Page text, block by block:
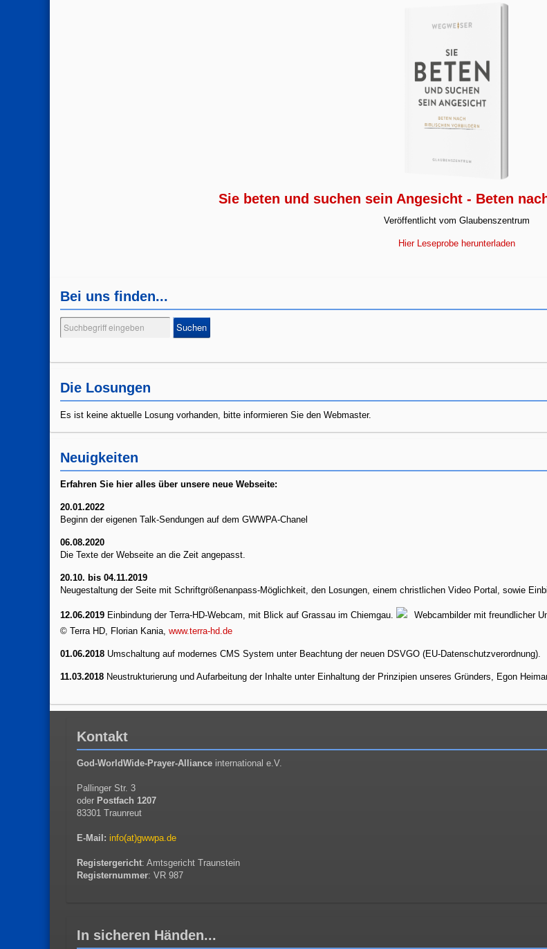
Sie beten und suchen sein Angesicht - Beten
Veröffentlicht vom Glaubenszentrum
Hier Leseprobe herunterladen
Bei uns finden...
Suchen
...
Suchen
Die Losungen
Es ist keine aktuelle Losung vorhanden, bitte informieren Sie den Webmaster.
Neuigkeiten
Erfahren Sie hier alles über unsere neue Webseite:
20.01.2022
Beginn der eigenen Talk-Sendungen auf dem GWWPA-Chanel
06.08.2020
Die Texte der Webseite an die Zeit angepasst.
20.10. bis 04.11.2019
Neugestaltung der Seite mit Schriftgrößenanpass-Möglichkeit, den Losungen, einem christlichen Video Portal, sowie
12.06.2019 Einbindung der Terra-HD-Webcam, mit Blick auf Grassau im Chiemgau.
Webcambilder mit freundlicher
© Terra HD, Florian Kania, www.terra-hd.de
01.06.2018 Umschaltung auf modernes CMS System unter Beachtung der neuen DSVGO (EU-Datenschutzverordnung).
11.03.2018 Neustrukturierung und Aufarbeitung der Inhalte unter Einhaltung der Prinzipien unseres Gründers, Egon
Kontakt
God-WorldWide-Prayer-Alliance international e.V.
Pallinger Str. 3
oder Postfach 1207
83301 Traunreut
E-Mail: info(at)gwwpa.de
Registergericht: Amtsgericht Traunstein
Registernummer: VR 987
In sicheren Händen...